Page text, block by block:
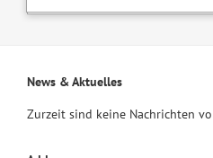
News & Aktuelles
Zurzeit sind keine Nachrichten